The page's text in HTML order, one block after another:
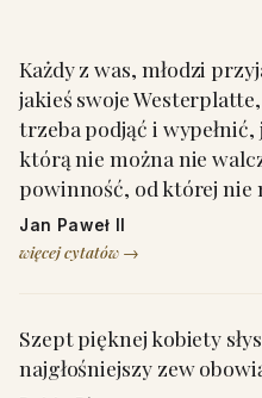
Każdy z was, młodzi
jakieś swoje
trzeba podjąć i wypełnić,
którą nie można nie
powinność, od której nie
Jan Paweł II
więcej cytatów →
Szept pięknej kobiety
najgłośniejszy zew